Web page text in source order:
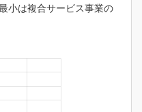
小は複合サービス事業の